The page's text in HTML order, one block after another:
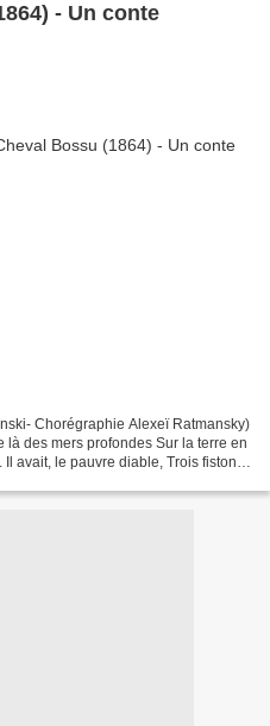
- Un conte
Chorégraphie Alexeï Ratmansky)
là des mers profondes Sur la terre en
avait, le pauvre diable, Trois fistons: